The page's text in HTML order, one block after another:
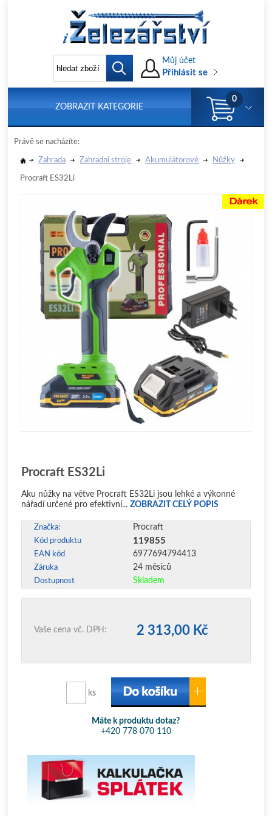
Můj účet
Přihlásit se
ZOBRAZIT KATEGORIE
0
Právě se nacházíte:
Zahrada Zahradni stroje Akumulátorové Nůžky
Procraft ES32Li
Procraft ES32Li
Aku nůžky na větve Procraft ES32Li jsou lehké a výkonné
nářadí určené pro efektivní... ZOBRAZIT CELÝ POPIS
Značka: Procraft
Kód produktu 119855
EAN kód 6977694794413
Záruka 24 měsíců
Dostupnost Skladem
Vaše cena vč. DPH: 2 313,00 Kč
ks
Máte k produktu dotaz?
+420 778 070 110